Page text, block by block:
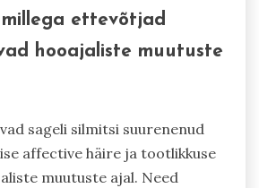
ettevõtjad
hooajaliste muutuste
sageli silmitsi suurenenud
affective häire ja tootlikkuse
muutuste ajal. Need